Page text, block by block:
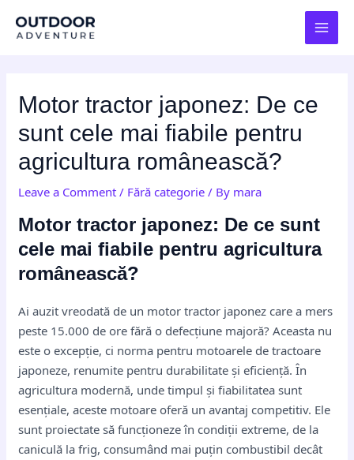
Motor tractor japonez: De ce
sunt cele mai fiabile pentru
agricultura românească?
Leave a Comment / Fără categorie / By mara
Motor tractor japonez: De ce sunt
cele mai fiabile pentru agricultura
românească?
Ai auzit vreodată de un motor tractor japonez care a mers
peste 15.000 de ore fără o defecțiune majoră? Aceasta nu
este o excepție, ci norma pentru motoarele de tractoare
japoneze, renumite pentru durabilitate și eficiență. În
agricultura modernă, unde timpul și fiabilitatea sunt
esențiale, aceste motoare oferă un avantaj competitiv. Ele
sunt proiectate să funcționeze în condiții extreme, de la
caniculă la frig, consumând mai puțin combustibil decât
navigation